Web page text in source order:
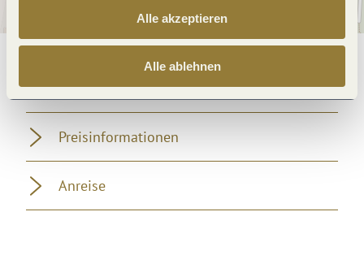
Alle akzeptieren
Alle ablehnen
Allgemeine Informationen
Preisinformationen
Anreise